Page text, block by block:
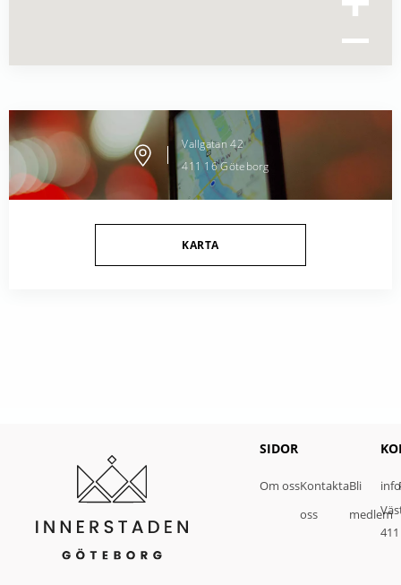
Vallgatan42
411 16Göteborg
KARTA
SIDOR
Om ossKontakta
oss
Bli
medlem